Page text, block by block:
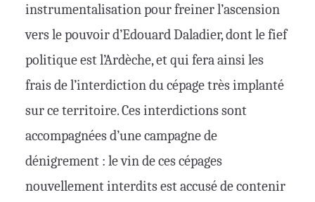
instrumentalisation pour freiner l’ascension
vers le pouvoir d’Edouard Daladier, dont le fief
politique est l’Ardèche, et qui fera ainsi les
frais de l’interdiction du cépage très implanté
sur ce territoire. Ces interdictions sont
accompagnées d’une campagne de
dénigrement : le vin de ces cépages
nouvellement interdits est accusé de contenir